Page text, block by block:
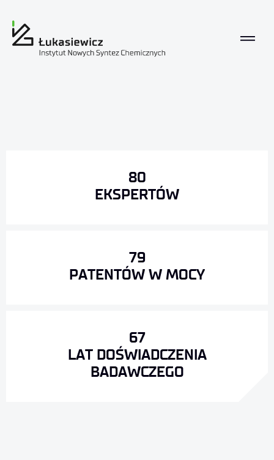
EKSPERTÓW
80
PATENTÓW W MOCY
79
LAT DOŚWIADCZENIA
BADAWCZEGO
67